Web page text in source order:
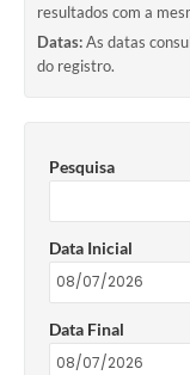
resultados com a
Datas:As datas
do registro.
Pesquisa
Data Inicial
Data Final